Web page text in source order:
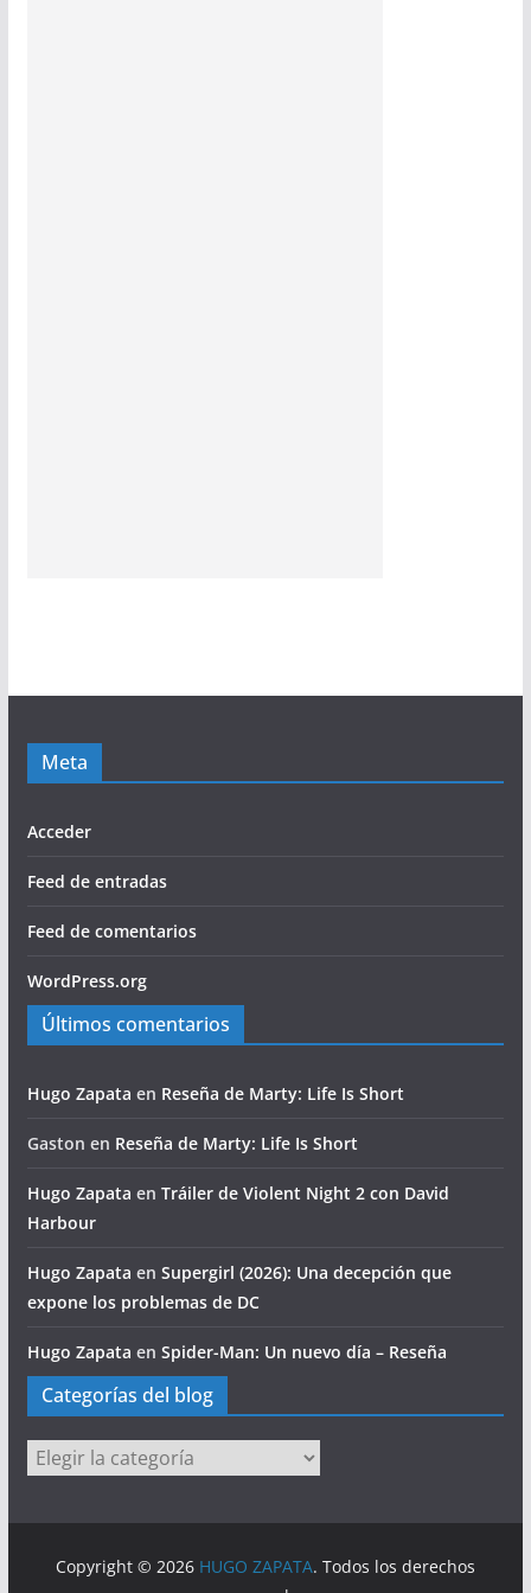
Meta
Acceder
Feed de entradas
Feed de comentarios
WordPress.org
Últimos comentarios
Hugo Zapata en Reseña de Marty: Life Is Short
Gaston en Reseña de Marty: Life Is Short
Hugo Zapata en Tráiler de Violent Night 2 con David
Harbour
Hugo Zapata en Supergirl (2026): Una decepción que
expone los problemas de DC
Hugo Zapata en Spider-Man: Un nuevo día – Reseña
Categorías del blog
Categorías
Copyright © 2026 HUGO ZAPATA. Todos los derechos